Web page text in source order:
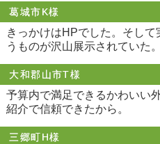
葛城市K様
きっかけはHPでした。そし
うものが沢山展示されていた。
大和郡山市T様
予算内で満足できるかわいい
紹介で信頼できたから。
三郷町H様